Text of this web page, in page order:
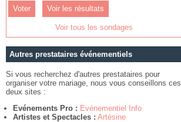
Voir les résultats
Voir tous les sondages
Autres prestataires événementiels
Si vous recherchez d'autres prestataires pour
organiser votre mariage, nous vous conseillons ces
deux sites :
Evénements Pro : Evénementiel Info
Artistes et Spectacles : Artésine